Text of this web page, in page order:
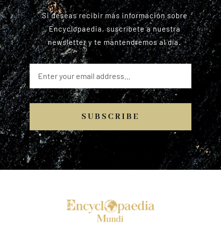
Si deseas recibir más información sobre
Encyclopaedia, suscríbete a nuestra
newsletter y te mantendremos al día.
SUBSCRIBE